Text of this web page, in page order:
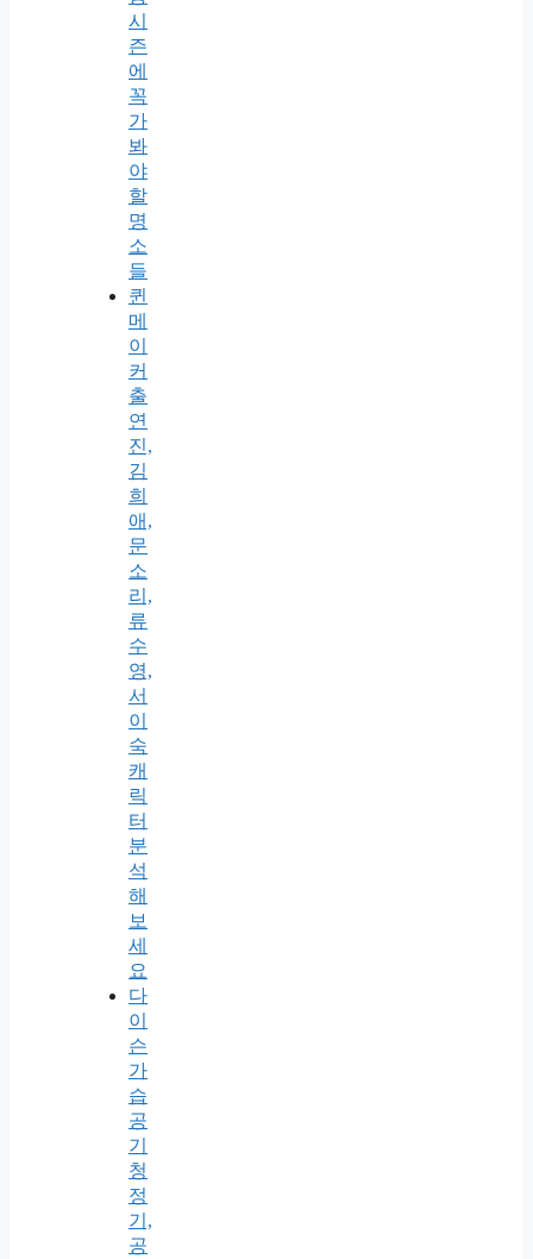
시
즌
에
꼭
가
봐
야
할
명
소
들
퀸
메
이
커
출
연
진,
김
희
애,
문
소
리,
류
수
영,
서
이
숙
캐
릭
터
분
석
해
보
세
요
다
이
슨
가
습
공
기
청
정
기,
공